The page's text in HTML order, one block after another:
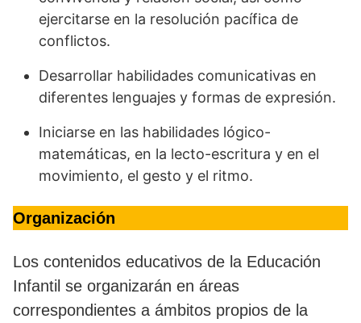
ejercitarse en la resolución pacífica de
conflictos.
Desarrollar habilidades comunicativas en
diferentes lenguajes y formas de expresión.
Iniciarse en las habilidades lógico-
matemáticas, en la lecto-escritura y en el
movimiento, el gesto y el ritmo.
Organización
Los contenidos educativos de la Educación
Infantil se organizarán en áreas
correspondientes a ámbitos propios de la